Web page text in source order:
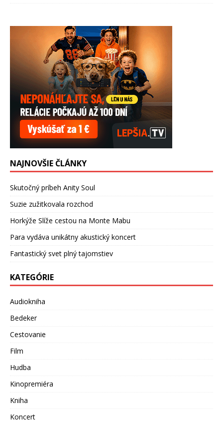
NAJNOVŠIE ČLÁNKY
Skutočný príbeh Anity Soul
Suzie zužitkovala rozchod
Horkýže Slíže cestou na Monte Mabu
Para vydáva unikátny akustický koncert
Fantastický svet plný tajomstiev
KATEGÓRIE
Audiokniha
Bedeker
Cestovanie
Film
Hudba
Kinopremiéra
Kniha
Koncert